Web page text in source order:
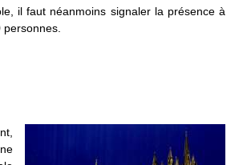
il faut néanmoins signaler la présence à